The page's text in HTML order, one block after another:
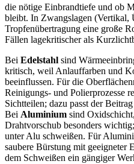
die nötige Einbrandtiefe und ob
bleibt. In Zwangslagen (Vertikal,
Tropfenübertragung eine große
Fällen lagekritischer als
Bei Edelstahl sind
kritisch, weil Anlauffarben und
beeinflussen. Für die
Reinigungs- und Polierprozesse
Sichtteilen; dazu passt der
Bei Aluminium sind
Drahtvorschub besonders
unter Alu schweißen. Für
saubere Bürstung mit geeigneter
dem Schweißen ein gängiger